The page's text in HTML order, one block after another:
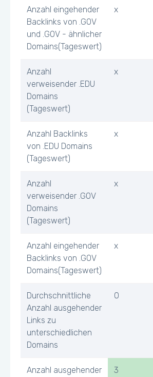
Anzahl eingehender
Backlinks von .GOV
und .GOV - ähnlicher
Domains(Tageswert)
x
Anzahl
verweisender .EDU
Domains
(Tageswert)
x
Anzahl Backlinks
von .EDU Domains
(Tageswert)
x
Anzahl
verweisender .GOV
Domains
(Tageswert)
x
Anzahl eingehender
Backlinks von .GOV
Domains(Tageswert)
x
Durchschnittliche
Anzahl ausgehender
Links zu
unterschiedlichen
Domains
0
Anzahl ausgehender
3